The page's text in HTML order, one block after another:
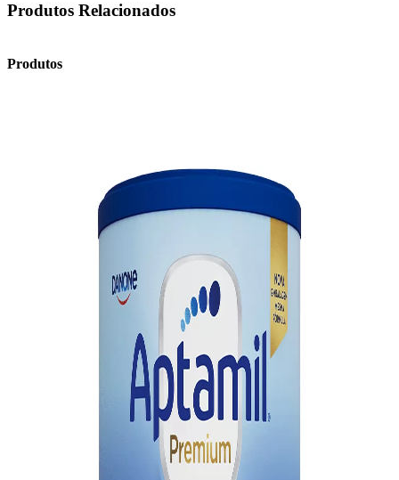
Produtos Relacionados
Produtos